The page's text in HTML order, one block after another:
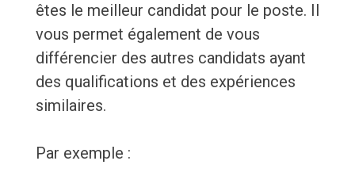
êtes le meilleur candidat pour le poste. Il
vous permet également de vous
différencier des autres candidats ayant
des qualifications et des expériences
similaires.
Par exemple :